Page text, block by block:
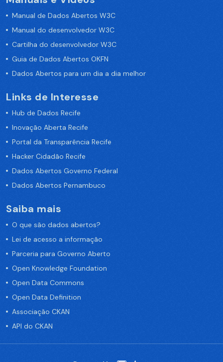
Manual de Dados Abertos W3C
Manual do desenvolvedor W3C
Cartilha do desenvolvedor W3C
Guia de Dados Abertos OKFN
Dados Abertos para um dia a dia melhor
Links de Interesse
Hub de Dados Recife
Inovação Aberta Recife
Portal da Transparência Recife
Hacker Cidadão Recife
Dados Abertos Governo Federal
Dados Abertos Pernambuco
Saiba mais
O que são dados abertos?
Lei de acesso a informação
Parceria para Governo Aberto
Open Knowledge Foundation
Open Data Commons
Open Data Definition
Associação CKAN
API do CKAN